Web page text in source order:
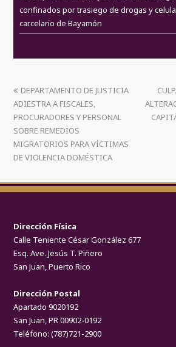
confinados por trasiego de drogas y
carcelario de Bayamón
DEPARTAMENTO DE JUSTICIA
ADIESTRA A FISCALES,
PROCURADORES Y PERSONAL
SOBRE REMEDIOS
MIGRATORIOS PARA VÍCTIMAS
DE VIOLENCIA DOMÉSTICA
Dirección Física
Calle Teniente César González 677
Esq. Ave. Jesús T. Piñero
San Juan, Puerto Rico
Dirección Postal
Apartado 9020192
San Juan, PR 00902-0192
Teléfono:(787)721-2900